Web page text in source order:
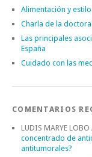
Alimentación y
Charla de la
Las principales
España
Cuidado con las
COMENTARIOS
LUDIS MARYE LOBO
concentrado de
antitumorales?